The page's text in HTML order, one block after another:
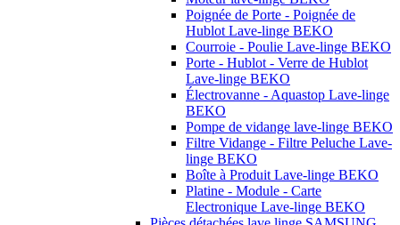
Poignée de Porte - Poignée de
Hublot Lave-linge BEKO
Courroie - Poulie Lave-linge BEKO
Porte - Hublot - Verre de Hublot
Lave-linge BEKO
Électrovanne - Aquastop Lave-linge
BEKO
Pompe de vidange lave-linge BEKO
Filtre Vidange - Filtre Peluche Lave-
linge BEKO
Boîte à Produit Lave-linge BEKO
Platine - Module - Carte
Electronique Lave-linge BEKO